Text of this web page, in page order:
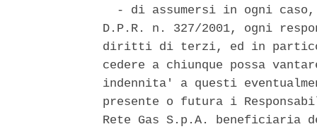
- di assumersi in ogni
D.P.R. n. 327/2001, ogni
diritti di terzi, ed in
cedere a chiunque possa
indennita' a questi
presente o futura i
Rete Gas S.p.A. beneficiaria